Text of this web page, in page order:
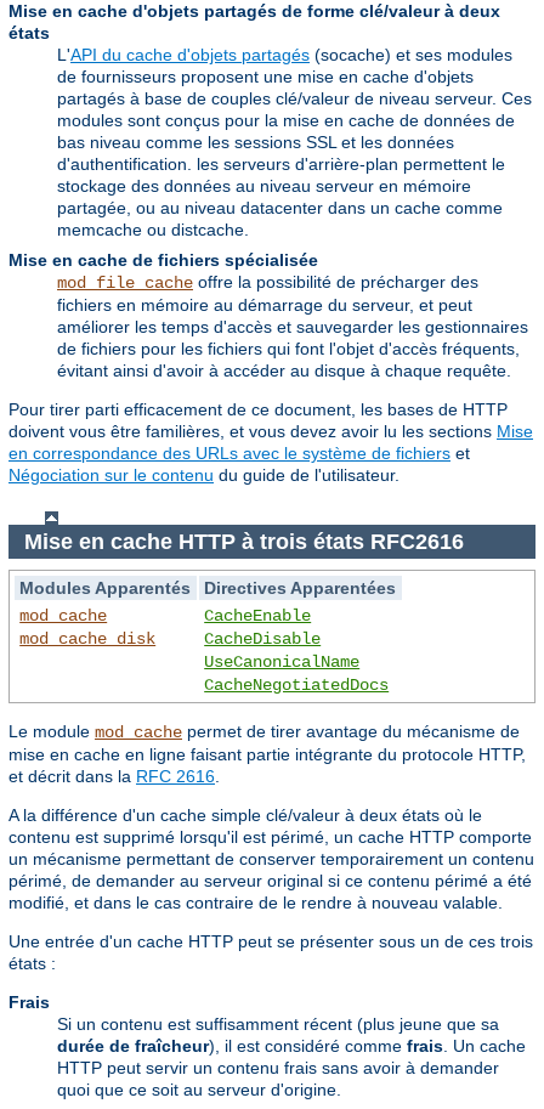
Mise en cache d'objets partagés de forme clé/valeur à deux
états
L'API du cache d'objets partagés (socache) et ses modules
de fournisseurs proposent une mise en cache d'objets
partagés à base de couples clé/valeur de niveau serveur. Ces
modules sont conçus pour la mise en cache de données de
bas niveau comme les sessions SSL et les données
d'authentification. les serveurs d'arrière-plan permettent le
stockage des données au niveau serveur en mémoire
partagée, ou au niveau datacenter dans un cache comme
memcache ou distcache.
Mise en cache de fichiers spécialisée
mod_file_cache offre la possibilité de précharger des
fichiers en mémoire au démarrage du serveur, et peut
améliorer les temps d'accès et sauvegarder les gestionnaires
de fichiers pour les fichiers qui font l'objet d'accès fréquents,
évitant ainsi d'avoir à accéder au disque à chaque requête.
Pour tirer parti efficacement de ce document, les bases de HTTP
doivent vous être familières, et vous devez avoir lu les sections Mise
en correspondance des URLs avec le système de fichiers et
Négociation sur le contenu du guide de l'utilisateur.
Mise en cache HTTP à trois états RFC2616
Modules Apparentés
Directives Apparentées
mod_cache
mod_cache_disk
CacheEnable
CacheDisable
UseCanonicalName
CacheNegotiatedDocs
Le module mod_cache permet de tirer avantage du mécanisme de
mise en cache en ligne faisant partie intégrante du protocole HTTP,
et décrit dans la RFC 2616.
A la différence d'un cache simple clé/valeur à deux états où le
contenu est supprimé lorsqu'il est périmé, un cache HTTP comporte
un mécanisme permettant de conserver temporairement un contenu
périmé, de demander au serveur original si ce contenu périmé a été
modifié, et dans le cas contraire de le rendre à nouveau valable.
Une entrée d'un cache HTTP peut se présenter sous un de ces trois
états :
Frais
Si un contenu est suffisamment récent (plus jeune que sa
durée de fraîcheur), il est considéré comme frais. Un cache
HTTP peut servir un contenu frais sans avoir à demander
quoi que ce soit au serveur d'origine.